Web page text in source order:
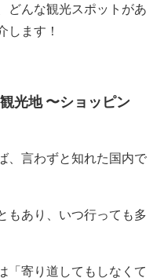
どんな観光スポットがあ
します！
光地 〜ショッピン
、言わずと知れた国内で
もあり、いつ行っても多
「寄り道してもしなくて